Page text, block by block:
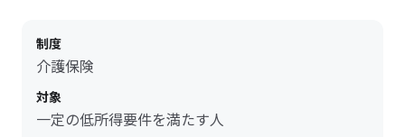
制度
介護保険
対象
一定の低所得要件を満たす人